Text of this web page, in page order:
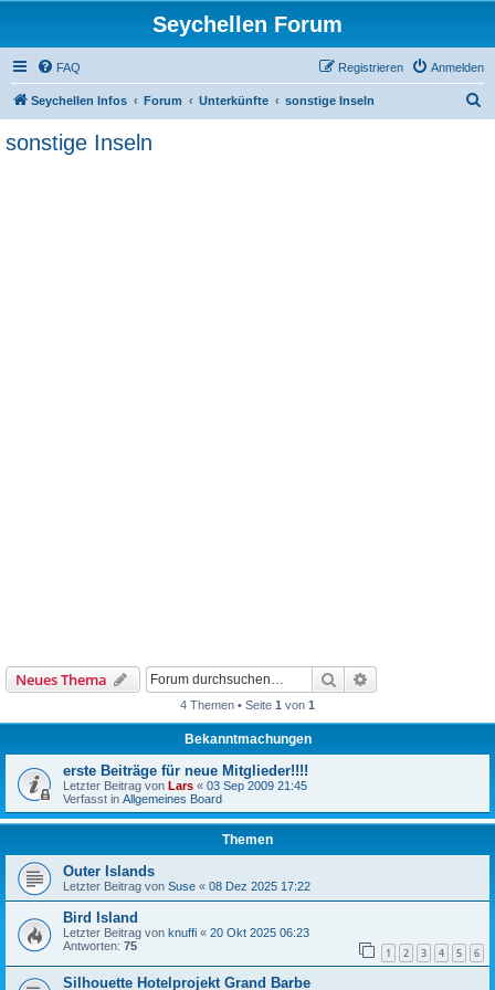
Seychellen Forum
FAQ Anmelden
Registrieren
Seychellen Infos Forum Unterkünfte sonstige Inseln
sonstige Inseln
Neues Thema Suche
4 Themen • Seite 1 von 1
Bekanntmachungen
erste Beiträge für neue Mitglieder!!!!
Letzter Beitrag von Lars « 03 Sep 2009 21:45
Verfasst in Allgemeines Board
Themen
Outer Islands
Letzter Beitrag von Suse « 08 Dez 2025 17:22
Bird Island
Letzter Beitrag von knuffi « 20 Okt 2025 06:23
Antworten: 75 1 2 3 4 5 6
Silhouette Hotelprojekt Grand Barbe